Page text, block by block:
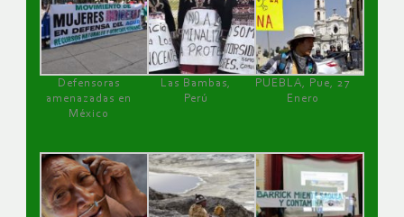
Defensoras
amenazadas en
México
Las Bambas,
Perú
PUEBLA, Pue, 27
Enero